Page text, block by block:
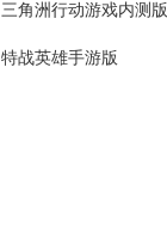
三角洲行动游戏内测版
特战英雄手游版